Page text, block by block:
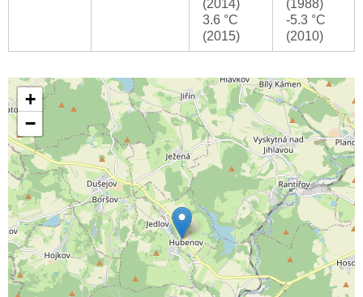
(2014)
3.6 °C
(2015)
(1988)
-5.3 °C
(2010)
+
−